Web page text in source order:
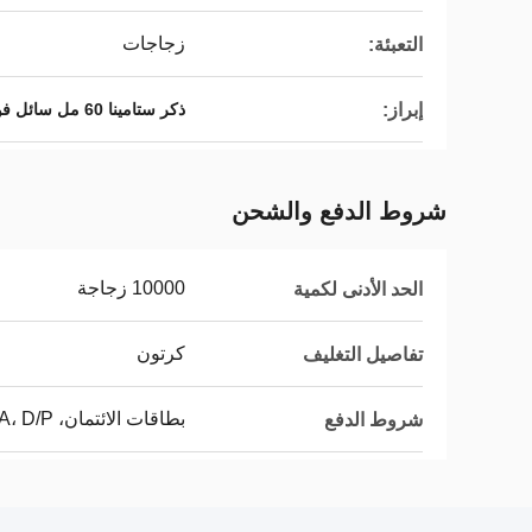
التعبئة: زجاجات
إبراز: ذكر ستامينا 60 مل سائل فولاذي صلب
شروط الدفع والشحن
الحد الأدنى لكمية 10000 زجاجة
تفاصيل التغليف كرتون
شروط الدفع بطاقات الائتمان، L/C، D/A، D/P